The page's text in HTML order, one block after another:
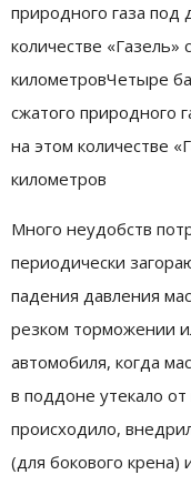
природного газа под
количестве
километровЧетыре
сжатого природного
на этом количестве
километров
Много неудобств
периодически
падения давления
резком торможении
автомобиля, когда
в поддоне утекало
происходило,
(для бокового крена)